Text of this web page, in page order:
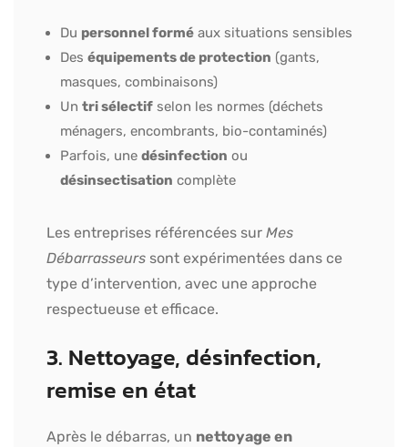
Du personnel formé aux situations sensibles
Des équipements de protection (gants,
masques, combinaisons)
Un tri sélectif selon les normes (déchets
ménagers, encombrants, bio-contaminés)
Parfois, une désinfection ou
désinsectisation complète
Les entreprises référencées sur Mes
Débarrasseurs sont expérimentées dans ce
type d’intervention, avec une approche
respectueuse et efficace.
3. Nettoyage, désinfection,
remise en état
Après le débarras, un nettoyage en